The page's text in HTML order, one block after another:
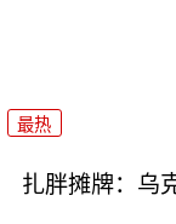
最热
扎胖摊牌：乌